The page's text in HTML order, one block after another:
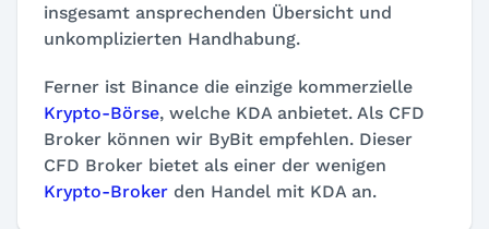
insgesamt ansprechenden Übersicht und
unkomplizierten Handhabung.
Ferner ist Binance die einzige kommerzielle
Krypto-Börse, welche KDA anbietet. Als CFD
Broker können wir ByBit empfehlen. Dieser
CFD Broker bietet als einer der wenigen
Krypto-Broker den Handel mit KDA an.